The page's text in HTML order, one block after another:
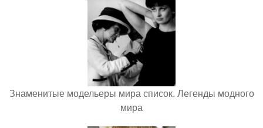
Знаменитые модельеры мира список. Легенды модного
мира